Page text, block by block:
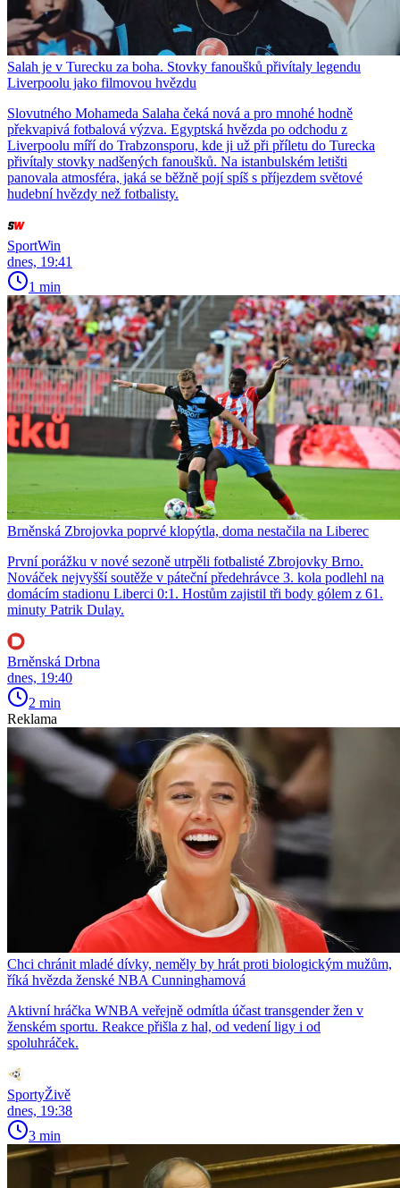
Salah je v Turecku za boha. Stovky fanoušků přivítaly legendu
Liverpoolu jako filmovou hvězdu
Slovutného Mohameda Salaha čeká nová a pro mnohé hodně
překvapivá fotbalová výzva. Egyptská hvězda po odchodu z
Liverpoolu míří do Trabzonsporu, kde ji už při příletu do Turecka
přivítaly stovky nadšených fanoušků. Na istanbulském letišti
panovala atmosféra, jaká se běžně pojí spíš s příjezdem světové
hudební hvězdy než fotbalisty.
SportWin
dnes, 19:41
1 min
Brněnská Zbrojovka poprvé klopýtla, doma nestačila na Liberec
První porážku v nové sezoně utrpěli fotbalisté Zbrojovky Brno.
Nováček nejvyšší soutěže v páteční předehrávce 3. kola podlehl na
domácím stadionu Liberci 0:1. Hostům zajistil tři body gólem z 61.
minuty Patrik Dulay.
Brněnská Drbna
dnes, 19:40
2 min
Reklama
Chci chránit mladé dívky, neměly by hrát proti biologickým mužům,
říká hvězda ženské NBA Cunninghamová
Aktivní hráčka WNBA veřejně odmítla účast transgender žen v
ženském sportu. Reakce přišla z hal, od vedení ligy i od
spoluhráček.
SportyŽivě
dnes, 19:38
3 min